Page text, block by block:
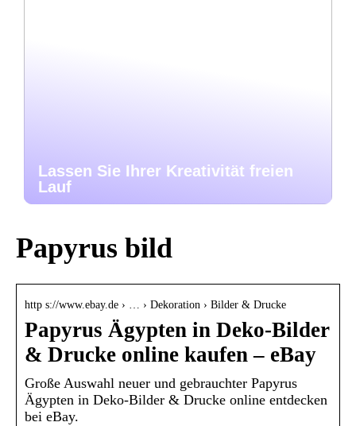
Lassen Sie Ihrer Kreativität freien
Lauf
Papyrus bild
http s://www.ebay.de › … › Dekoration › Bilder & Drucke
Papyrus Ägypten in Deko-Bilder
& Drucke online kaufen – eBay
Große Auswahl neuer und gebrauchter Papyrus
Ägypten in Deko-Bilder & Drucke online entdecken
bei eBay.